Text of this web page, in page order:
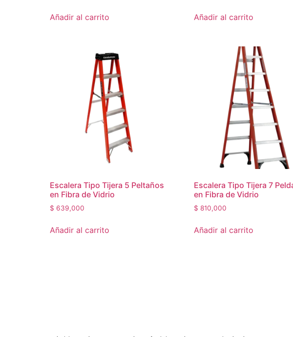
Añadir al carrito Añadir al carrito
Escalera Tipo Tijera 5 Peltaños
en Fibra de Vidrio
$ 639,000
Añadir al carrito
Escalera Tipo Tijera 7
en Fibra de Vidrio
$ 810,000
Añadir al carrito